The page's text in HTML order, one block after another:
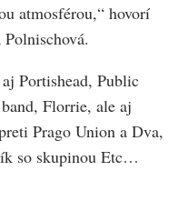
atmosférou,“ hovorí
Portishead, Public
Florrie, ale aj
Prago Union a Dva,
so skupinou Etc…